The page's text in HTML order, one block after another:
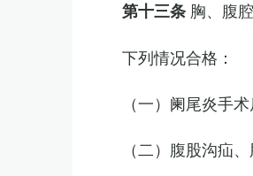
第十三条 胸、腹
下列情况合格：
（一）阑尾炎手
（二）腹股沟疝